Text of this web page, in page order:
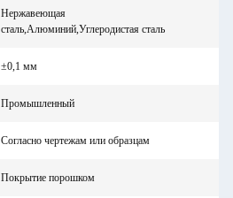
Нержавеющая
сталь,Алюминий,Углеродистая сталь
±0,1 мм
Промышленный
Согласно чертежам или образцам
Покрытие порошком